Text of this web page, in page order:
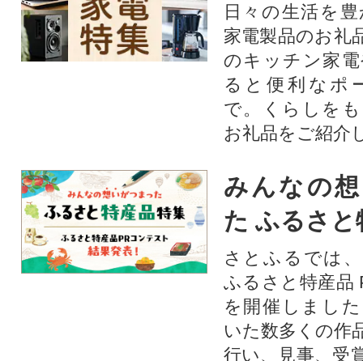
日々の生活を
家電製品のお礼
のキッチン家
ると便利なポ
で。くらしを
お礼品をご紹介
みんなの
た ふるさと
さとふるでは
ふるさと特産品
を開催しまし
いた数多くの作
行い、見事、受